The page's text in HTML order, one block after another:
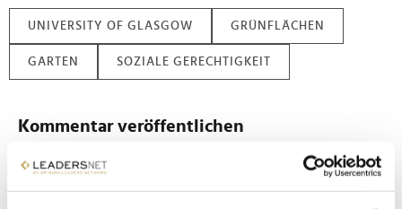
UNIVERSITY OF GLASGOW GRÜNFLÄCHEN
GARTEN SOZIALE GERECHTIGKEIT
Kommentar veröffentlichen
Autor:*